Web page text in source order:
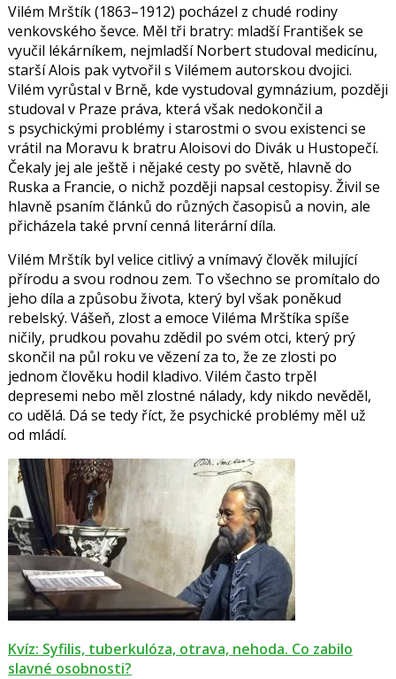
Vilém Mrštík (1863–1912) pocházel z chudé rodiny
venkovského ševce. Měl tři bratry: mladší František se
vyučil lékárníkem, nejmladší Norbert studoval medicínu,
starší Alois pak vytvořil s Vilémem autorskou dvojici.
Vilém vyrůstal v Brně, kde vystudoval gymnázium, později
studoval v Praze práva, která však nedokončil a
s psychickými problémy i starostmi o svou existenci se
vrátil na Moravu k bratru Aloisovi do Divák u Hustopečí.
Čekaly jej ale ještě i nějaké cesty po světě, hlavně do
Ruska a Francie, o nichž později napsal cestopisy. Živil se
hlavně psaním článků do různých časopisů a novin, ale
přicházela také první cenná literární díla.
Vilém Mrštík byl velice citlivý a vnímavý člověk milující
přírodu a svou rodnou zem. To všechno se promítalo do
jeho díla a způsobu života, který byl však poněkud
rebelský. Vášeň, zlost a emoce Viléma Mrštíka spíše
ničily, prudkou povahu zdědil po svém otci, který prý
skončil na půl roku ve vězení za to, že ze zlosti po
jednom člověku hodil kladivo. Vilém často trpěl
depresemi nebo měl zlostné nálady, kdy nikdo nevěděl,
co udělá. Dá se tedy říct, že psychické problémy měl už
od mládí.
Kvíz: Syfilis, tuberkulóza, otrava, nehoda. Co zabilo
slavné osobnosti?